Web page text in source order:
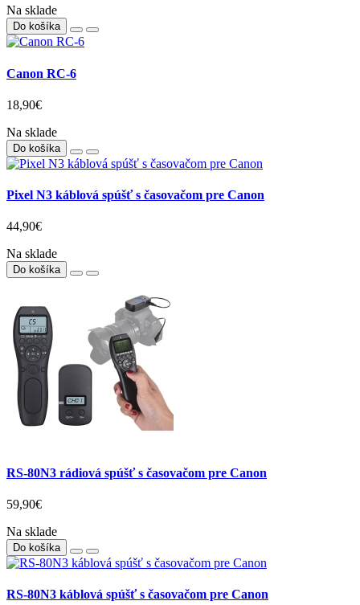
Na sklade
Do košíka
Canon RC-6
18,90€
Na sklade
Do košíka
Pixel N3 káblová spúšť s časovačom pre Canon
44,90€
Na sklade
Do košíka
RS-80N3 rádiová spúšť s časovačom pre Canon
59,90€
Na sklade
Do košíka
RS-80N3 káblová spúšť s časovačom pre Canon